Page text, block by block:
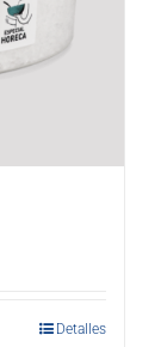
Detalles